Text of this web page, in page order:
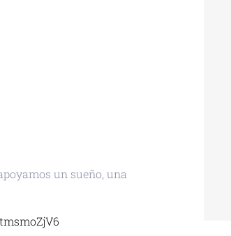
un sueño, una